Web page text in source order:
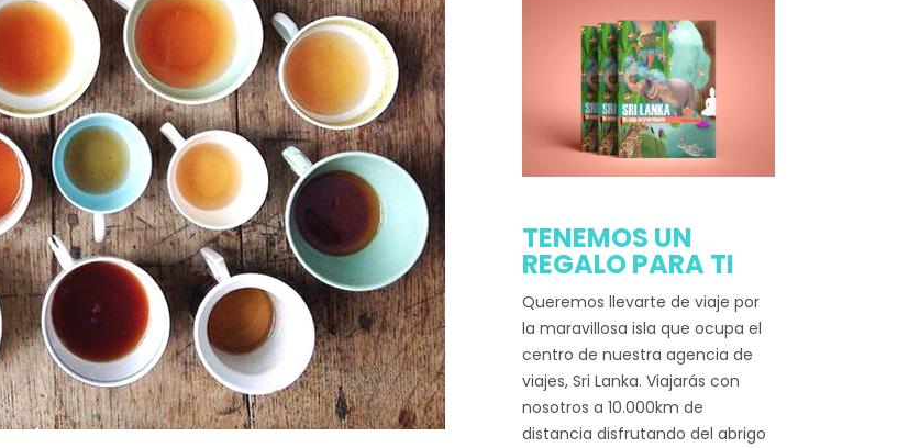
TENEMOS UN
REGALO PARA TI
Queremos llevarte de viaje por
la maravillosa isla que ocupa el
centro de nuestra agencia de
viajes, Sri Lanka. Viajarás con
nosotros a 10.000km de
distancia disfrutando del abrigo